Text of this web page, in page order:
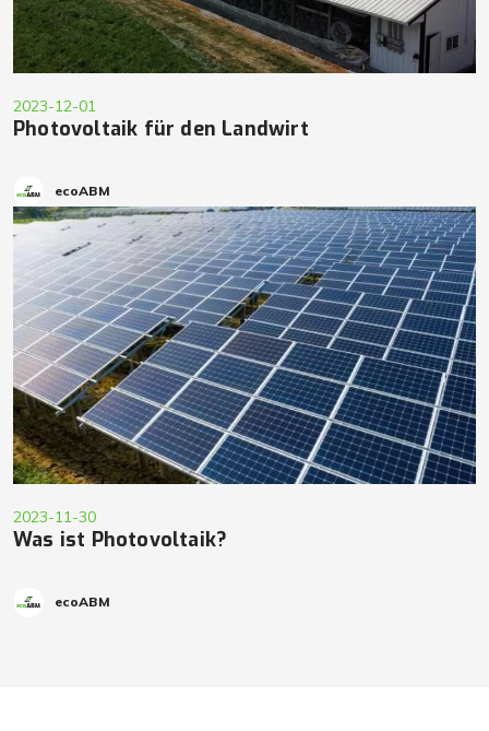
2023-12-01
Photovoltaik für den Landwirt
ecoABM
2023-11-30
Was ist Photovoltaik?
ecoABM